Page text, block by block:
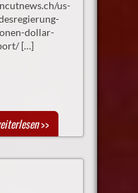
us-
dollar-
[…]
>>